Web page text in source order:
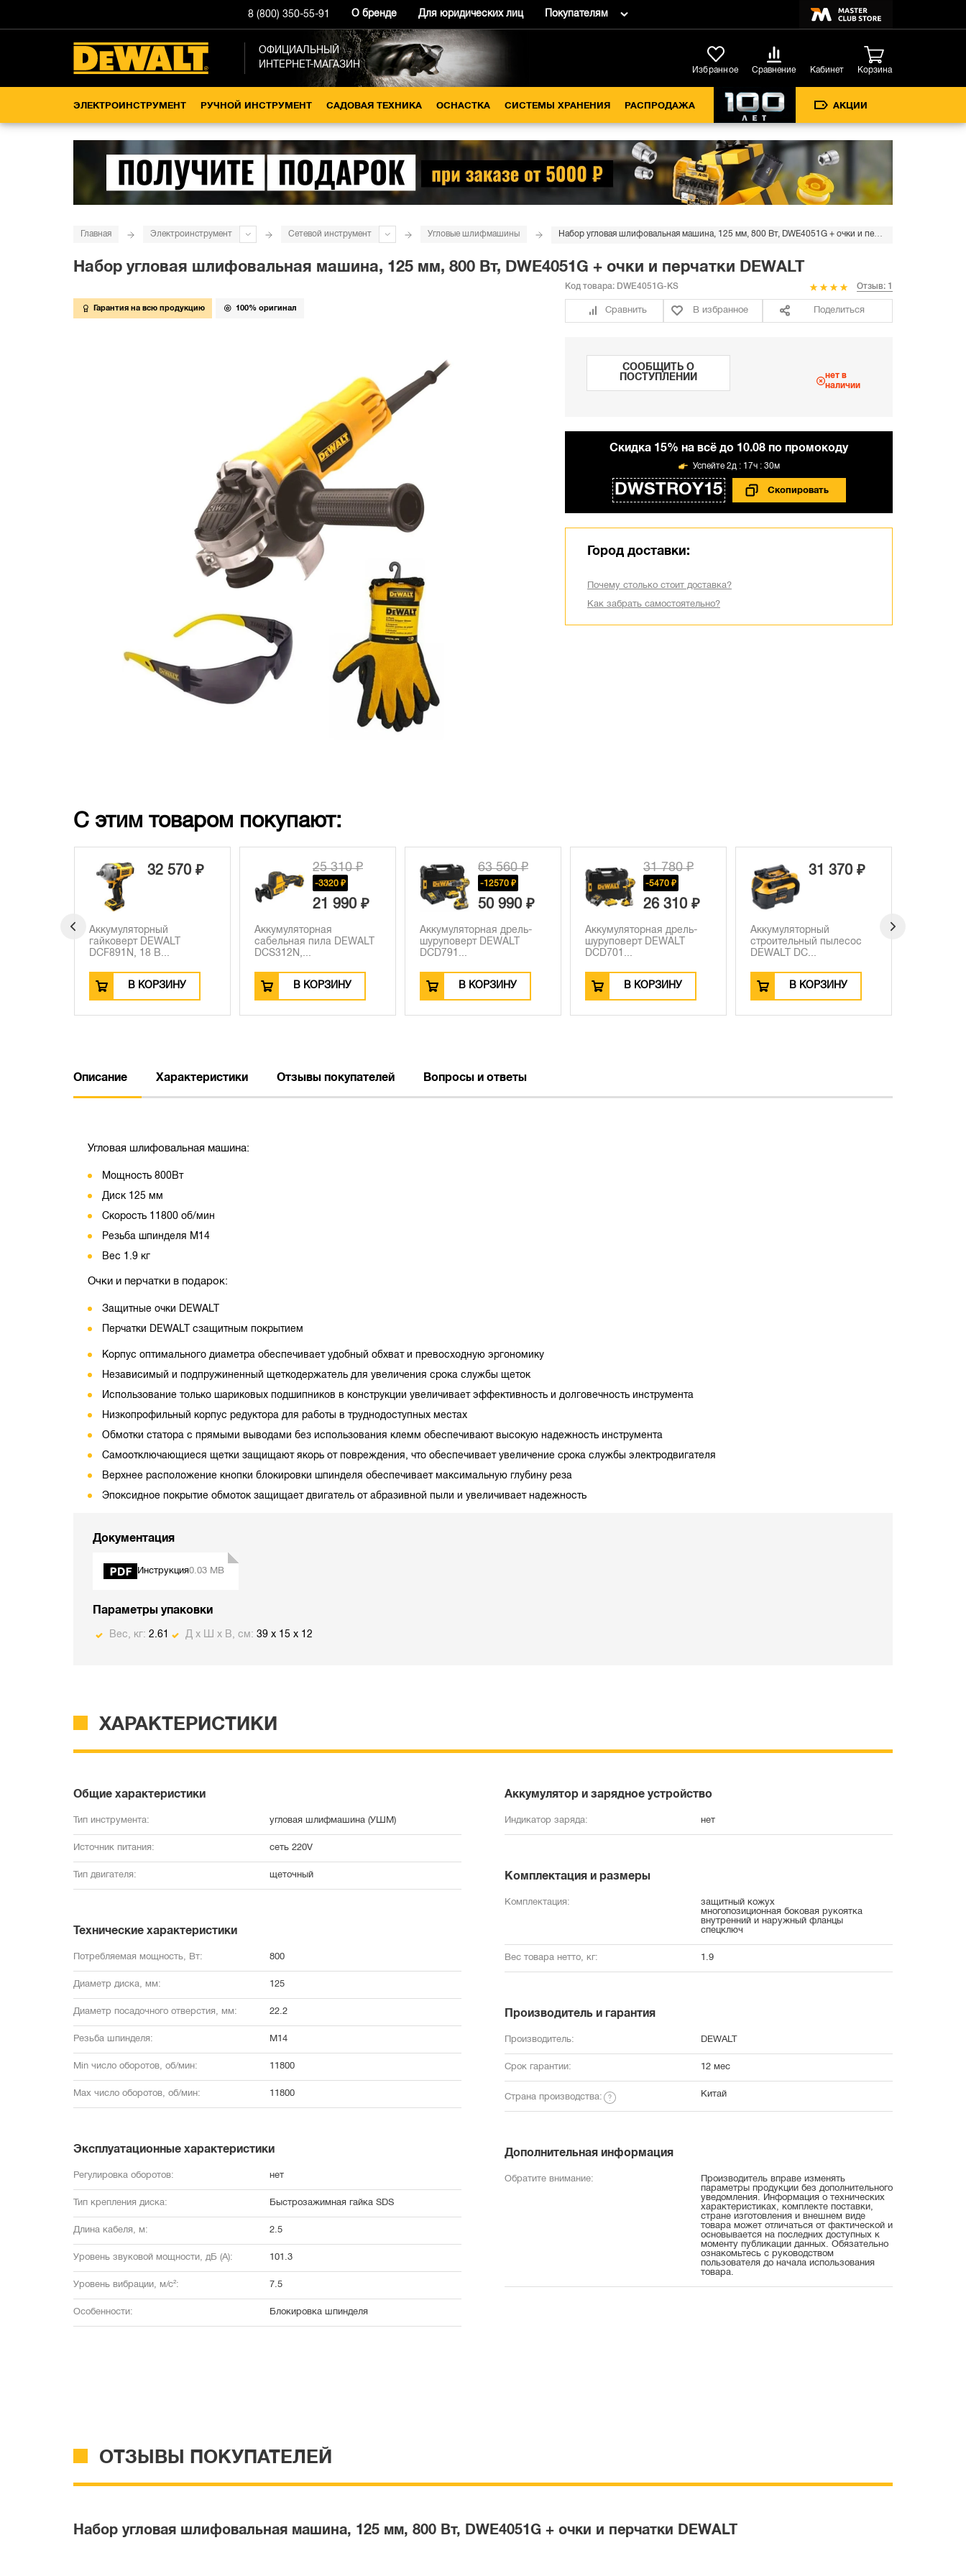
8 (800) 350-55-91 О бренде Для юридических лиц Покупателям
ОФИЦИАЛЬНЫЙ
ИНТЕРНЕТ-МАГАЗИН
Избранное Сравнение Кабинет Корзина
ЭЛЕКТРОИНСТРУМЕНТ РУЧНОЙ ИНСТРУМЕНТ САДОВАЯ ТЕХНИКА ОСНАСТКА СИСТЕМЫ ХРАНЕНИЯ РАСПРОДАЖА АКЦИИ
Главная Электроинструмент Сетевой инструмент Угловые шлифмашины
Набор угловая шлифовальная машина, 125 мм, 800 Вт, DWE4051G + очки и перчатки DEWALT
Гарантия на всю продукцию 100% оригинал
Код товара: DWE4051G-KS Отзыв: 1
Сравнить В избранное Поделиться
СООБЩИТЬ О
ПОСТУПЛЕНИИ
нет в
наличии
Cкидка 15% на всё до 10.08 по промокоду
DWSTROY15
2д : 17ч : 30м
Город доставки:
Почему столько стоит доставка?
Как забрать самостоятельно?
С этим товаром покупают:
32 570 ₽
Аккумуляторный
гайковерт DEWALT
DCF891N, 18 В...
В КОРЗИНУ
25 310 ₽
-3320 ₽
21 990 ₽
Аккумуляторная
сабельная пила DEWALT
DCS312N,...
В КОРЗИНУ
63 560 ₽
-12570 ₽
50 990 ₽
Аккумуляторная дрель-
шуруповерт DEWALT
DCD791...
В КОРЗИНУ
31 780 ₽
-5470 ₽
26 310 ₽
Аккумуляторная дрель-
шуруповерт DEWALT
DCD701...
В КОРЗИНУ
31 370 ₽
Аккумуляторный
строительный пылесос
DEWALT DC...
В КОРЗИНУ
Описание Характеристики Отзывы покупателей Вопросы и ответы
Угловая шлифовальная машина:
Мощность 800Вт
Диск 125 мм
Скорость 11800 об/мин
Резьба шпинделя M14
Вес 1.9 кг
Очки и перчатки в подарок:
Защитные очки DEWALT
Перчатки DEWALT сзащитным покрытием
Корпус оптимального диаметра обеспечивает удобный обхват и превосходную эргономику
Независимый и подпружиненный щеткодержатель для увеличения срока службы щеток
Использование только шариковых подшипников в конструкции увеличивает эффективность и долговечность инструмента
Низкопрофильный корпус редуктора для работы в труднодоступных местах
Обмотки статора с прямыми выводами без использования клемм обеспечивают высокую надежность инструмента
Самоотключающиеся щетки защищают якорь от повреждения, что обеспечивает увеличение срока службы электродвигателя
Верхнее расположение кнопки блокировки шпинделя обеспечивает максимальную глубину реза
Эпоксидное покрытие обмоток защищает двигатель от абразивной пыли и увеличивает надежность
Документация
Инструкция0.03 MB
Параметры упаковки
Вес, кг: 2.61 Д х Ш х В, см: 39 x 15 x 12
ХАРАКТЕРИСТИКИ
Общие характеристики
Тип инструмента: угловая шлифмашина (УШМ)
Источник питания: сеть 220V
Тип двигателя: щеточный
Технические характеристики
Потребляемая мощность, Вт: 800
Диаметр диска, мм: 125
Диаметр посадочного отверстия, мм: 22.2
Резьба шпинделя: М14
Min число оборотов, об/мин: 11800
Max число оборотов, об/мин: 11800
Эксплуатационные характеристики
Регулировка оборотов: нет
Тип крепления диска: Быстрозажимная гайка SDS
Длина кабеля, м: 2.5
Уровень звуковой мощности, дБ (А): 101.3
Уровень вибрации, м/с²: 7.5
Особенности: Блокировка шпинделя
Аккумулятор и зарядное устройство
Индикатор заряда: нет
Комплектация и размеры
Комплектация:
защитный кожух
многопозиционная боковая рукоятка
внутренний и наружный фланцы
спецключ
Вес товара нетто, кг: 1.9
Производитель и гарантия
Производитель: DEWALT
Срок гарантии: 12 мес
Страна производства: Китай
Дополнительная информация
Обратите внимание:
Производитель вправе изменять
параметры продукции без дополнительного
уведомления. Информация о технических
характеристиках, комплекте поставки,
стране изготовления и внешнем виде
товара может отличаться от фактической и
основывается на последних доступных к
моменту публикации данных. Обязательно
ознакомьтесь с руководством
пользователя до начала использования
товара.
ОТЗЫВЫ ПОКУПАТЕЛЕЙ
Набор угловая шлифовальная машина, 125 мм, 800 Вт, DWE4051G + очки и перчатки DEWALT